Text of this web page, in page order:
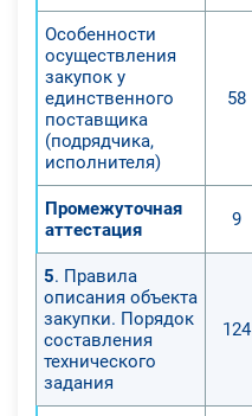
Особенности
осуществления
закупок у
единственного
поставщика
(подрядчика,
исполнителя)
58
Промежуточная
аттестация
9
5. Правила
описания объекта
закупки. Порядок
составления
технического
задания
124